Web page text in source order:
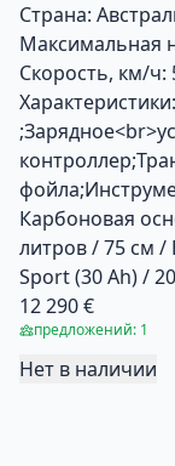
Страна:
Максимальная
Скорость, км/ч:
Характеристики:
Карбоновая
литров / 75 см /
Sport (30 Ah) /
12 290 €
предложений: 1
Нет в наличии